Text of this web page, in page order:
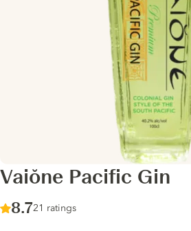
Vaiŏne Pacific Gin
Score :
8.7/ 10
21 ratings